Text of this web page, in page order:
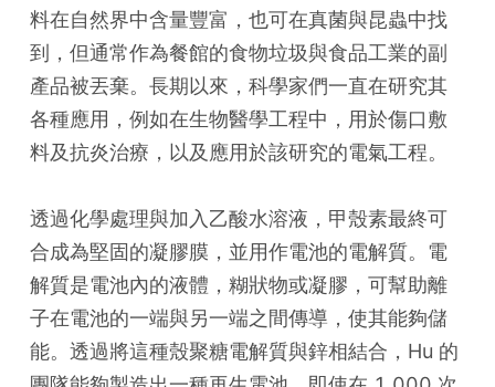
料在自然界中含量豐富，也可在真菌與昆蟲中找
到，但通常作為餐館的食物垃圾與食品工業的副
產品被丟棄。長期以來，科學家們一直在研究其
各種應用，例如在生物醫學工程中，用於傷口敷
料及抗炎治療，以及應用於該研究的電氣工程。
透過化學處理與加入乙酸水溶液，甲殼素最終可
合成為堅固的凝膠膜，並用作電池的電解質。電
解質是電池內的液體，糊狀物或凝膠，可幫助離
子在電池的一端與另一端之間傳導，使其能夠儲
能。透過將這種殼聚糖電解質與鋅相結合，Hu 的